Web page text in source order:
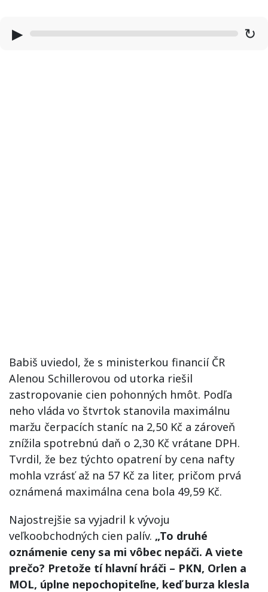
▶ ↻
Babiš uviedol, že s ministerkou financií ČR
Alenou Schillerovou od utorka riešil
zastropovanie cien pohonných hmôt. Podľa
neho vláda vo štvrtok stanovila maximálnu
maržu čerpacích staníc na 2,50 Kč a zároveň
znížila spotrebnú daň o 2,30 Kč vrátane DPH.
Tvrdil, že bez týchto opatrení by cena nafty
mohla vzrásť až na 57 Kč za liter, pričom prvá
oznámená maximálna cena bola 49,59 Kč.
Najostrejšie sa vyjadril k vývoju
veľkoobchodných cien palív. „To druhé
oznámenie ceny sa mi vôbec nepáči. A viete
prečo? Pretože tí hlavní hráči – PKN, Orlen a
MOL, úplne nepochopiteľne, keď burza klesla